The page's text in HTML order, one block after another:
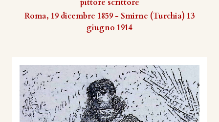
pittore scrittore
Roma, 19 dicembre 1859 - Smirne (Turchia) 13
giugno 1914